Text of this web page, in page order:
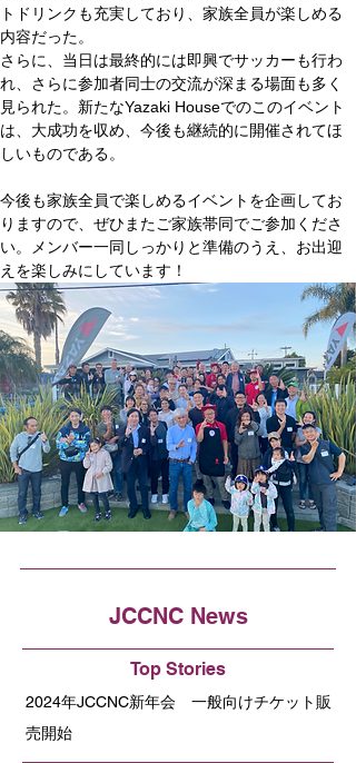
トドリンクも充実しており、家族全員が楽しめる
内容だった。
さらに、当日は最終的には即興でサッカーも行わ
れ、さらに参加者同士の交流が深まる場面も多く
見られた。新たなYazaki Houseでのこのイベント
は、大成功を収め、今後も継続的に開催されてほ
しいものである。
今後も家族全員で楽しめるイベントを企画してお
りますので、ぜひまたご家族帯同でご参加くださ
い。メンバー一同しっかりと準備のうえ、お出迎
えを楽しみにしています！
JCCNC News
Top Stories
2024年JCCNC新年会 一般向けチケット販
売開始